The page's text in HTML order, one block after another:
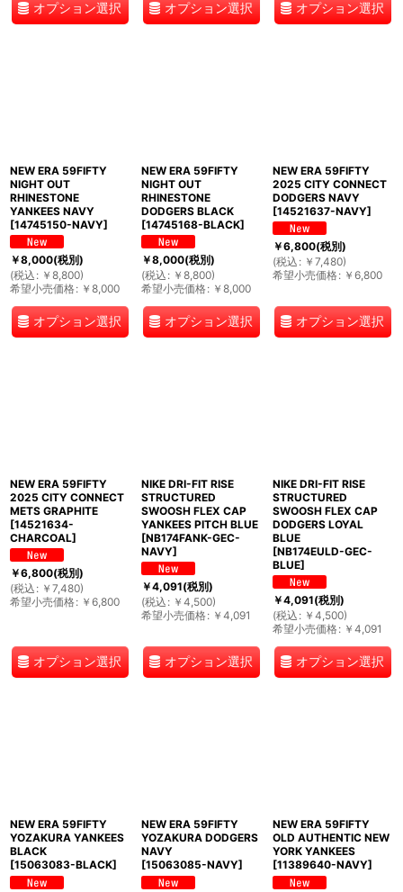
オプション選択 オプション選択 オプション選択
NEW ERA 59FIFTY
NIGHT OUT
RHINESTONE
YANKEES NAVY
[14745150-NAVY]
￥8,000(税別)
(税込 : ￥ 8,800)
希望小売価格: ￥ 8,000
オプション選択
NEW ERA 59FIFTY
NIGHT OUT
RHINESTONE
DODGERS BLACK
[14745168-BLACK]
￥8,000(税別)
(税込 : ￥ 8,800)
希望小売価格: ￥ 8,000
オプション選択
NEW ERA 59FIFTY
2025 CITY CONNECT
DODGERS NAVY
[14521637-NAVY]
￥6,800(税別)
(税込 : ￥ 7,480)
希望小売価格: ￥ 6,800
オプション選択
NEW ERA 59FIFTY
2025 CITY CONNECT
METS GRAPHITE
[14521634-
CHARCOAL]
￥6,800(税別)
(税込 : ￥ 7,480)
希望小売価格: ￥ 6,800
オプション選択
NIKE DRI-FIT RISE
STRUCTURED
SWOOSH FLEX CAP
YANKEES PITCH BLUE
[NB174FANK-GEC-
NAVY]
￥4,091(税別)
(税込 : ￥ 4,500)
希望小売価格: ￥ 4,091
オプション選択
NIKE DRI-FIT RISE
STRUCTURED
SWOOSH FLEX CAP
DODGERS LOYAL
BLUE
[NB174EULD-GEC-
BLUE]
￥4,091(税別)
(税込 : ￥ 4,500)
希望小売価格: ￥ 4,091
オプション選択
NEW ERA 59FIFTY
YOZAKURA YANKEES
BLACK
[15063083-BLACK]
NEW ERA 59FIFTY
YOZAKURA DODGERS
NAVY
[15063085-NAVY]
NEW ERA 59FIFTY
OLD AUTHENTIC NEW
YORK YANKEES
[11389640-NAVY]